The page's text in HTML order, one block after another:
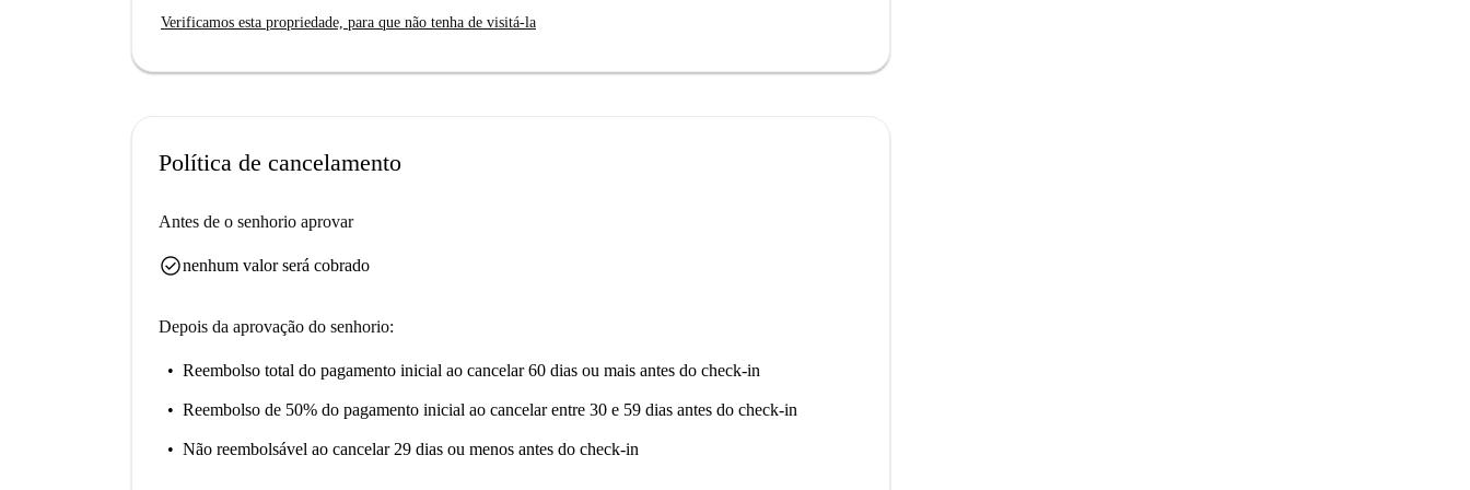
Verificamos esta propriedade, para que não tenha de visitá-la
Política de cancelamento
Antes de o senhorio aprovar
check_circlenenhum valor será cobrado
Depois da aprovação do senhorio:
Reembolso total do pagamento inicial ao cancelar 60 dias ou mais antes do check-in
Reembolso de 50% do pagamento inicial ao cancelar entre 30 e 59 dias antes do check-in
Não reembolsável ao cancelar 29 dias ou menos antes do check-in